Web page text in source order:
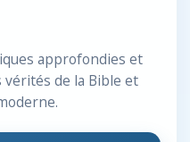
approfondies et
de la Bible et